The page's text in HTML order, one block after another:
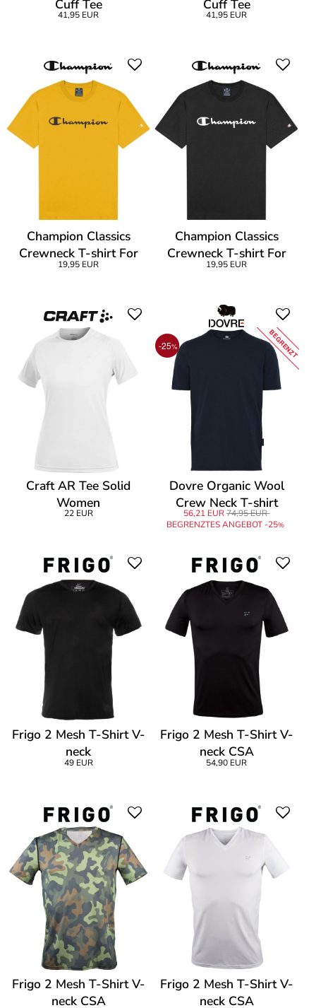
Cuff Tee
41,95 EUR
Cuff Tee
41,95 EUR
Champion Classics
Crewneck T-shirt For
Boys
19,95 EUR
Champion Classics
Crewneck T-shirt For
Boys
19,95 EUR
Craft AR Tee Solid
Women
22 EUR
-25% BEGRENZT
Dovre Organic Wool
Crew Neck T-shirt
56,21 EUR 74,95 EUR
BEGRENZTES ANGEBOT -25%
Frigo 2 Mesh T-Shirt V-
neck
49 EUR
Frigo 2 Mesh T-Shirt V-
neck CSA
54,90 EUR
Frigo 2 Mesh T-Shirt V-
neck CSA
Frigo 2 Mesh T-Shirt V-
neck CSA